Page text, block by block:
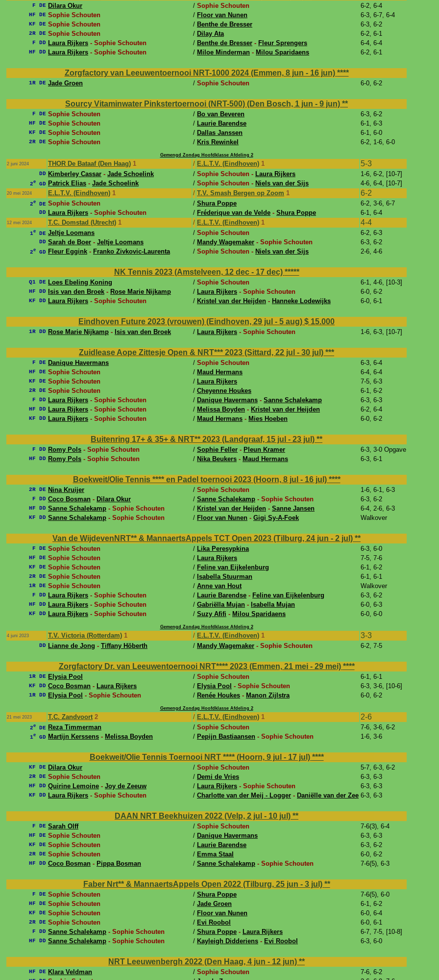
F DE Dilara Okur / Sophie Schouten 6-2, 6-4
HF DE Sophie Schouten / Floor van Nunen 6-3, 6-7, 6-4
KF DE Sophie Schouten / Benthe de Bresser 6-3, 6-2
2R DE Sophie Schouten / Dilay Ata 6-2, 6-1
F DD Laura Rijkers - Sophie Schouten / Benthe de Bresser - Fleur Sprengers 6-4, 6-4
HF DD Laura Rijkers - Sophie Schouten / Miloe Minderman - Milou Sparidaens 6-2, 6-1
Zorgfactory van Leeuwentoernooi NRT-1000 2024 (Emmen, 8 jun - 16 jun) ****
1R DE Jade Groen / Sophie Schouten 6-0, 6-2
Sourcy Vitaminwater Pinkstertoernooi (NRT-500) (Den Bosch, 1 jun - 9 jun) **
F DE Sophie Schouten / Bo van Beveren 6-3, 6-2
HF DE Sophie Schouten / Laurie Barendse 6-1, 6-3
KF DE Sophie Schouten / Dallas Janssen 6-1, 6-0
2R DE Sophie Schouten / Kris Rewinkel 6-2, 1-6, 6-0
Gemengd Zondag Hoofdklasse Afdeling 2
2 juni 2024
THOR De Bataaf (Den Haag) 1 / E.L.T.V. (Eindhoven) 1 5-3
DD Kimberley Cassar - Jade Schoelink / Sophie Schouten - Laura Rijkers 1-6, 6-2, [10-7]
2e GD Patrick Elias - Jade Schoelink / Sophie Schouten - Niels van der Sijs 4-6, 6-4, [10-7]
20 mei 2024 E.L.T.V. (Eindhoven) 1 / T.V. Smash Bergen op Zoom 1 6-2
2e DE Sophie Schouten / Shura Poppe 6-2, 3-6, 6-7
DD Laura Rijkers - Sophie Schouten / Fréderique van de Velde - Shura Poppe 6-1, 6-4
12 mei 2024 T.C. Domstad (Utrecht) 1 / E.L.T.V. (Eindhoven) 1 4-4
1e DE Jeltje Loomans / Sophie Schouten 6-2, 6-3
DD Sarah de Boer - Jeltje Loomans / Mandy Wagemaker - Sophie Schouten 6-3, 6-2
2e GD Fleur Eggink - Franko Zivkovic-Laurenta / Sophie Schouten - Niels van der Sijs 2-6, 4-6
NK Tennis 2023 (Amstelveen, 12 dec - 17 dec) *****
Q1 DE Loes Ebeling Koning / Sophie Schouten 6-1, 4-6, [10-3]
HF DD Isis van den Broek - Rose Marie Nijkamp / Laura Rijkers - Sophie Schouten 6-0, 6-2
KF DD Laura Rijkers - Sophie Schouten / Kristel van der Heijden - Hanneke Lodewijks 6-0, 6-1
Eindhoven Future 2023 (vrouwen) (Eindhoven, 29 jul - 5 aug) $ 15.000
1R DD Rose Marie Nijkamp - Isis van den Broek / Laura Rijkers - Sophie Schouten 1-6, 6-3, [10-7]
Zuidlease Aope Zittesje Open & NRT*** 2023 (Sittard, 22 jul - 30 jul) ***
F DE Danique Havermans / Sophie Schouten 6-3, 6-4
HF DE Sophie Schouten / Maud Hermans 6-4, 6-4
KF DE Sophie Schouten / Laura Rijkers 7-5, 6-3
2R DE Sophie Schouten / Cheyenne Houkes 6-1, 6-2
F DD Laura Rijkers - Sophie Schouten / Danique Havermans - Sanne Schalekamp 6-3, 6-3
HF DD Laura Rijkers - Sophie Schouten / Melissa Boyden - Kristel van der Heijden 6-2, 6-4
KF DD Laura Rijkers - Sophie Schouten / Maud Hermans - Mies Hoeben 6-0, 6-2
Buitenring 17+ & 35+ & NRT** 2023 (Landgraaf, 15 jul - 23 jul) **
F DD Romy Pols - Sophie Schouten / Sophie Feller - Pleun Kramer 6-3, 3-0 Opgave
HF DD Romy Pols - Sophie Schouten / Nika Beukers - Maud Hermans 6-3, 6-1
Boekweit/Olie Tennis **** en Padel toernooi 2023 (Hoorn, 8 jul - 16 jul) ****
2R DE Nina Kruijer / Sophie Schouten 1-6, 6-1, 6-3
F DD Coco Bosman - Dilara Okur / Sanne Schalekamp - Sophie Schouten 6-3, 6-2
HF DD Sanne Schalekamp - Sophie Schouten / Kristel van der Heijden - Sanne Jansen 6-4, 2-6, 6-3
KF DD Sanne Schalekamp - Sophie Schouten / Floor van Nunen - Gigi Sy-A-Foek Walkover
Van de WijdevenNRT** & MannaertsAppels TCT Open 2023 (Tilburg, 24 jun - 2 jul) **
F DE Sophie Schouten / Lika Peresypkina 6-3, 6-0
HF DE Sophie Schouten / Laura Rijkers 7-5, 7-6
KF DE Sophie Schouten / Feline van Eijkelenburg 6-1, 6-2
2R DE Sophie Schouten / Isabella Stuurman 6-1, 6-1
1R DE Sophie Schouten / Anne van Hout Walkover
F DD Laura Rijkers - Sophie Schouten / Laurie Barendse - Feline van Eijkelenburg 6-3, 6-2
HF DD Laura Rijkers - Sophie Schouten / Gabriëlla Mujan - Isabella Mujan 6-0, 6-3
KF DD Laura Rijkers - Sophie Schouten / Suzy Afifi - Milou Sparidaens 6-0, 6-0
Gemengd Zondag Hoofdklasse Afdeling 2
4 juni 2023
T.V. Victoria (Rotterdam) 1 / E.L.T.V. (Eindhoven) 1 3-3
DD Lianne de Jong - Tiffany Höberth / Mandy Wagemaker - Sophie Schouten 6-2, 7-5
Zorgfactory Dr. van Leeuwentoernooi NRT**** 2023 (Emmen, 21 mei - 29 mei) ****
1R DE Elysia Pool / Sophie Schouten 6-1, 6-1
KF DD Coco Bosman - Laura Rijkers / Elysia Pool - Sophie Schouten 6-3, 3-6, [10-6]
1R DD Elysia Pool - Sophie Schouten / Renée Houkes - Manon Zijlstra 6-0, 6-2
Gemengd Zondag Hoofdklasse Afdeling 2
21 mei 2023
T.C. Zandvoort 2 / E.L.T.V. (Eindhoven) 1 2-6
2e DE Reza Timmerman / Sophie Schouten 7-6, 3-6, 6-2
1e GD Martijn Kerssens - Melissa Boyden / Pepijn Bastiaansen - Sophie Schouten 1-6, 3-6
Boekweit/Olie Tennis Toernooi NRT **** (Hoorn, 9 jul - 17 jul) ****
KF DE Dilara Okur / Sophie Schouten 5-7, 6-3, 6-2
2R DE Sophie Schouten / Demi de Vries 6-3, 6-3
HF DD Quirine Lemoine - Joy de Zeeuw / Laura Rijkers - Sophie Schouten 6-3, 6-3
KF DD Laura Rijkers - Sophie Schouten / Charlotte van der Meij - Logger - Daniëlle van der Zee 6-3, 6-3
DAAN NRT Beekhuizen 2022 (Velp, 2 jul - 10 jul) **
F DE Sarah Olff / Sophie Schouten 7-6(3), 6-4
HF DE Sophie Schouten / Danique Havermans 6-3, 6-3
KF DE Sophie Schouten / Laurie Barendse 6-3, 6-2
2R DE Sophie Schouten / Emma Staal 6-0, 6-2
HF DD Coco Bosman - Pippa Bosman / Sanne Schalekamp - Sophie Schouten 7-6(5), 6-3
Faber Nrt** & MannaertsAppels Open 2022 (Tilburg, 25 jun - 3 jul) **
F DE Sophie Schouten / Shura Poppe 7-6(5), 6-0
HF DE Sophie Schouten / Jade Groen 6-1, 6-2
KF DE Sophie Schouten / Floor van Nunen 6-0, 6-4
2R DE Sophie Schouten / Evi Roobol 6-0, 6-1
F DD Sanne Schalekamp - Sophie Schouten / Shura Poppe - Laura Rijkers 6-7, 7-5, [10-8]
HF DD Sanne Schalekamp - Sophie Schouten / Kayleigh Didderiens - Evi Roobol 6-3, 6-0
NRT Leeuwenbergh 2022 (Den Haag, 4 jun - 12 jun) **
HF DE Klara Veldman / Sophie Schouten 7-6, 6-2